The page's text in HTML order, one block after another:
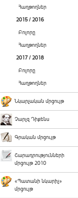
Հաղթողներ
2015 / 2016
Բոլորը
Հաղթողներ
2017 / 2018
Բոլորը
Հաղթողներ
Նկարչական մրցույթ
Չարլզ Դիքենս
Գրական մրցույթ
Շարադրությունների
մրցույթ 2010
«Պատանի նկարիչ»
մրցույթ